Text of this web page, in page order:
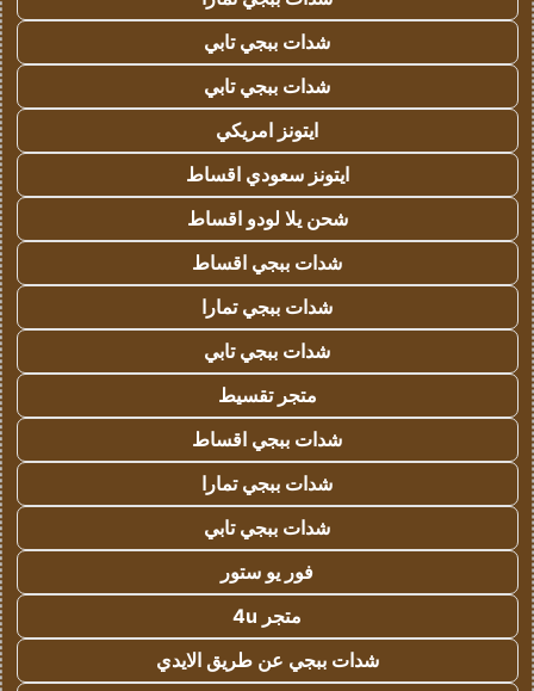
شدات ببجي تابي
شدات ببجي تابي
ايتونز امريكي
ايتونز سعودي اقساط
شحن يلا لودو اقساط
شدات ببجي اقساط
شدات ببجي تمارا
شدات ببجي تابي
متجر تقسيط
شدات ببجي اقساط
شدات ببجي تمارا
شدات ببجي تابي
فور يو ستور
متجر 4u
شدات ببجي عن طريق الايدي